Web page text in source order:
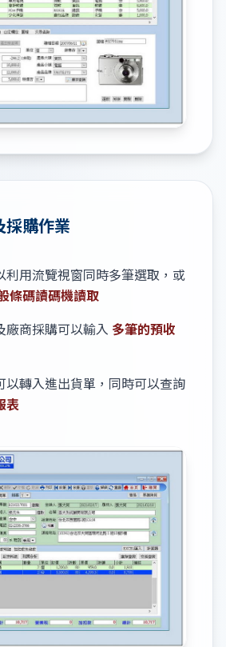
採購作業
利用流覽視窗同時多筆選取，或
條碼讀碼機讀取
廠商採購可以輸入 多筆的預收
以轉入進出貨單，同時可以查詢
表